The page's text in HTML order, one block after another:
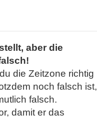
aber die
die Zeitzone richtig
noch falsch ist,
falsch.
damit er das